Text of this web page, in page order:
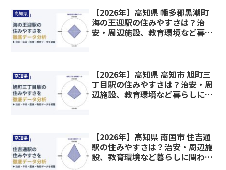
高知県
【2026年】高知県 幡多郡黒潮町
海の王迎駅の住みやすさは？治
安・周辺施設、教育環境など暮ら
高知県
【2026年】高知県 高知市 旭町三
丁目駅の住みやすさは？治安・周
辺施設、教育環境など暮らしに関
高知県
【2026年】高知県 南国市 住吉通
駅の住みやすさは？治安・周辺施
設、教育環境など暮らしに関わる